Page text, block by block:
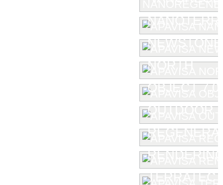
NEWSTONE
NORTH
OBJECT 7.0
OUTDOOR
TERRATEC